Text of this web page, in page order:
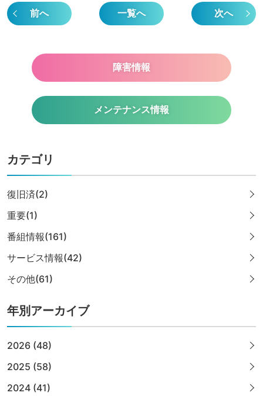
前へ 一覧へ 次へ
障害情報
メンテナンス情報
カテゴリ
復旧済(2)
重要(1)
番組情報(161)
サービス情報(42)
その他(61)
年別アーカイブ
2026 (48)
2025 (58)
2024 (41)